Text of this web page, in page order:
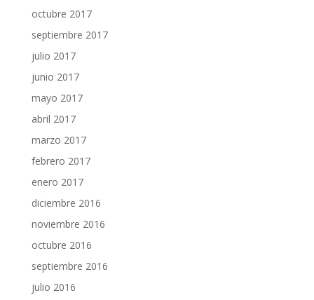
octubre 2017
septiembre 2017
julio 2017
junio 2017
mayo 2017
abril 2017
marzo 2017
febrero 2017
enero 2017
diciembre 2016
noviembre 2016
octubre 2016
septiembre 2016
julio 2016